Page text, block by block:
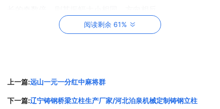
<二>、防撞桥梁支架基础施工
砖砌排水沟，以排出雨水及箱梁，并由专人定期维护。排水
沟采用1:3防水水泥砂浆抹面，排水沟的排水坡度为1%，每
阅读剩余 61%
上一篇:远山一元一分红中麻将群
下一篇:辽宁铸钢桥梁立柱生产厂家/河北泊泉机械定制铸钢立柱